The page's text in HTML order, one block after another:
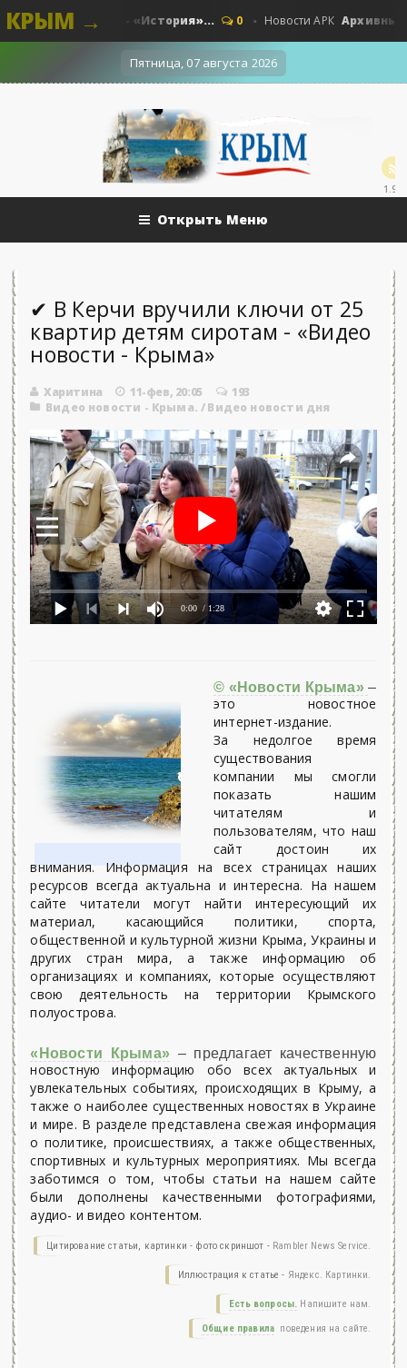
КРЫМ →
«Прут» - «История»... 0 Новости АРК Архивные
Пятница, 07 августа 2026
1.9k
Открыть Меню
✔ В Керчи вручили ключи от 25
квартир детям сиротам - «Видео
новости - Крыма»
Харитина 11-фев, 20:05
193
Видео новости - Крыма./Видео новости дня
0:00 / 1:28
© «Новости Крыма»–
это новостное
интернет-издание.
За недолгое время
существования
компании мы смогли
показать нашим
читателям и
пользователям, что наш
сайт достоин их
внимания. Информация на всех страницах наших
ресурсов всегда актуальна и интересна. На нашем
сайте читатели могут найти интересующий их
материал, касающийся политики, спорта,
общественной и культурной жизни Крыма, Украины и
других стран мира, а также информацию об
организациях и компаниях, которые осуществляют
свою деятельность на территории Крымского
полуострова.
«Новости Крыма» – предлагает качественную
новостную информацию обо всех актуальных и
увлекательных событиях, происходящих в Крыму, а
также о наиболее существенных новостях в Украине
и мире. В разделе представлена свежая информация
о политике, происшествиях, а также общественных,
спортивных и культурных мероприятиях. Мы всегда
заботимся о том, чтобы статьи на нашем сайте
были дополнены качественными фотографиями,
аудио- и видео контентом.
Цитирование статьи, картинки - фото скриншот - Rambler News Service.
Иллюстрация к статье - Яндекс. Картинки.
Есть вопросы. Напишите нам.
Общие правила поведения на сайте.